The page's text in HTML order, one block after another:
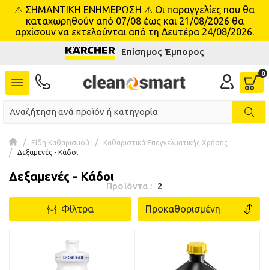
menu
⚠ ΣΗΜΑΝΤΙΚΗ ΕΝΗΜΕΡΩΣΗ ⚠ Οι παραγγελίες που θα
καταχωρηθούν από 07/08 έως και 21/08/2026 θα
αρχίσουν να εκτελούνται από τη Δευτέρα 24/08/2026.
Επίσημος Έμπορος
Είδη Καθαρισμού
Καθαριστικά Επαγγελματικής Χρήσης
Δεξαμενές - Κάδοι
Δεξαμενές - Κάδοι
Προϊόντα : 2
Φίλτρα